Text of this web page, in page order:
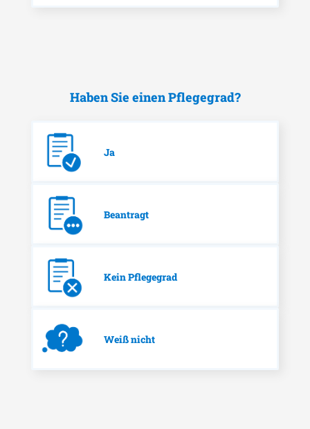
Haben Sie einen Pflegegrad?
Ja
Beantragt
Kein Pflegegrad
Weiß nicht